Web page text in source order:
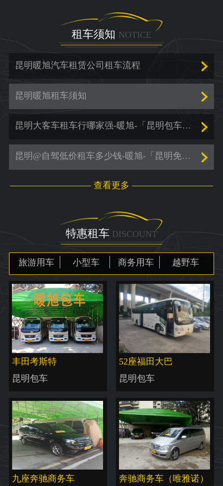
租车须知 NOTICE
昆明暖旭汽车租赁公司租车流程
昆明暖旭租车须知
昆明大客车租车行哪家强-暖旭-「昆明包车服务价格」
昆明@自驾低价租车多少钱-暖旭-「昆明免押金租车」
查看更多
特惠租车 DISCOUNT
旅游用车 小型车 商务用车 越野车
丰田考斯特
昆明包车
52座福田大巴
昆明包车
九座奔驰商务车
奔驰商务车（唯雅诺）